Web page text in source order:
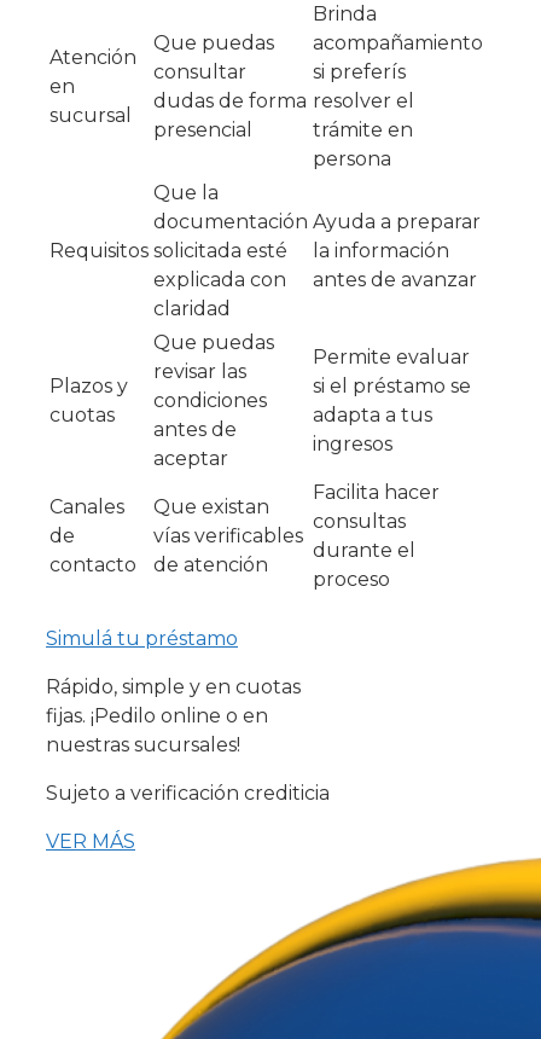
Atención
en
sucursal
Que puedas
consultar
dudas de forma
presencial
Brinda
acompañamiento
si preferís
resolver el
trámite en
persona
Requisitos
Que la
documentación
solicitada esté
explicada con
claridad
Ayuda a preparar
la información
antes de avanzar
Plazos y
cuotas
Que puedas
revisar las
condiciones
antes de
aceptar
Permite evaluar
si el préstamo se
adapta a tus
ingresos
Canales
de
contacto
Que existan
vías verificables
de atención
Facilita hacer
consultas
durante el
proceso
Simulá tu préstamo
Rápido, simple y en cuotas
fijas. ¡Pedilo online o en
nuestras sucursales!
Sujeto a verificación crediticia
VER MÁS